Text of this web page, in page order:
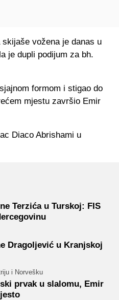
vožena je danas u
je dupli podijum za bh.
formom i stigao do
mjestu završio Emir
Diaco Abrishami u
Terzića u Turskoj: FIS
Dragoljević u Kranjskoj
i Norvešku
prvak u slalomu, Emir